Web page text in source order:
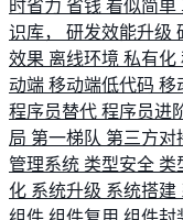
时省力 省钱 看似简单
识库， 研发效能升级
效果 离线环境 私有化
动端 移动端低代码 移
程序员替代 程序员进
局 第一梯队 第三方对
管理系统 类型安全 类
化 系统升级 系统搭建